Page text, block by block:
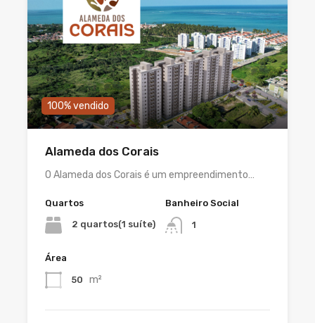
100% vendido
Alameda dos Corais
O Alameda dos Corais é um empreendimento…
Quartos
2 quartos(1 suíte)
Banheiro Social
1
Área
50 m²